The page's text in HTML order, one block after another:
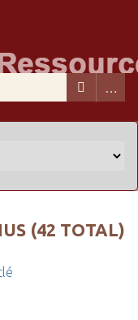
(42 TOTAL)